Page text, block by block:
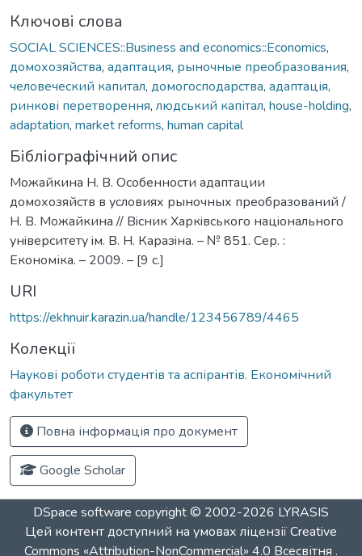
Ключові слова
SOCIAL SCIENCES::Business and economics::Economics,
домохозяйства, адаптация, рыночные преобразования,
человеческий капитал, домогосподарства, адаптація,
ринкові перетворення, людський капітал, house-holding,
adaptation, market reforms, human capital
Бібліографічний опис
Можайкина Н. В. Особенности адаптации
домохозяйств в условиях рыночных преобразований /
Н. В. Можайкина // Вiсник Харкiвського нацiонального
унiверситету iм. В. Н. Каразiна. – № 851. Сер. :
Економіка. – 2009. – [9 c.]
URI
https://ekhnuir.karazin.ua/handle/123456789/4465
Колекції
Наукові роботи студентів та аспірантів. Економічний
факультет
Повна інформація про документ
Google Scholar
DSpace software copyright © 2002-2026 LYRASIS
Цей контент доступний на умовах ліцензіїCreative
Commons «Attribution-NonCommercial» 4.0 Всесвітня .